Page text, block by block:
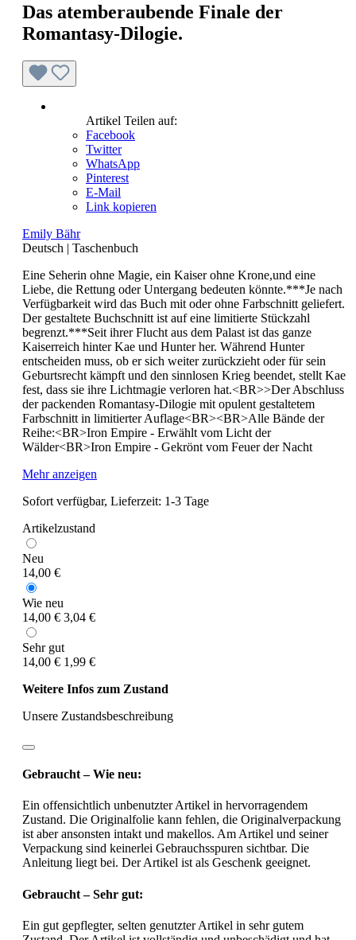
Das atemberaubende Finale der
Romantasy-Dilogie.
Artikel Teilen auf:
Facebook
Twitter
WhatsApp
Pinterest
E-Mail
Link kopieren
Emily Bähr
Deutsch | Taschenbuch
Eine Seherin ohne Magie, ein Kaiser ohne Krone,und eine
Liebe, die Rettung oder Untergang bedeuten könnte.***Je nach
Verfügbarkeit wird das Buch mit oder ohne Farbschnitt geliefert.
Der gestaltete Buchschnitt ist auf eine limitierte Stückzahl
begrenzt.***Seit ihrer Flucht aus dem Palast ist das ganze
Kaiserreich hinter Kae und Hunter her. Während Hunter
entscheiden muss, ob er sich weiter zurückzieht oder für sein
Geburtsrecht kämpft und den sinnlosen Krieg beendet, stellt Kae
fest, dass sie ihre Lichtmagie verloren hat.<BR>>Der Abschluss
der packenden Romantasy-Dilogie mit opulent gestaltetem
Farbschnitt in limitierter Auflage<BR><BR>Alle Bände der
Reihe:<BR>Iron Empire - Erwählt vom Licht der
Wälder<BR>Iron Empire - Gekrönt vom Feuer der Nacht
Mehr anzeigen
Sofort verfügbar, Lieferzeit: 1-3 Tage
Artikelzustand
Neu
14,00 €
Wie neu
14,00 € 3,04 €
Sehr gut
14,00 € 1,99 €
Weitere Infos zum Zustand
Unsere Zustandsbeschreibung
Gebraucht – Wie neu:
Ein offensichtlich unbenutzter Artikel in hervorragendem
Zustand. Die Originalfolie kann fehlen, die Originalverpackung
ist aber ansonsten intakt und makellos. Am Artikel und seiner
Verpackung sind keinerlei Gebrauchsspuren sichtbar. Die
Anleitung liegt bei. Der Artikel ist als Geschenk geeignet.
Gebraucht – Sehr gut:
Ein gut gepflegter, selten genutzter Artikel in sehr gutem